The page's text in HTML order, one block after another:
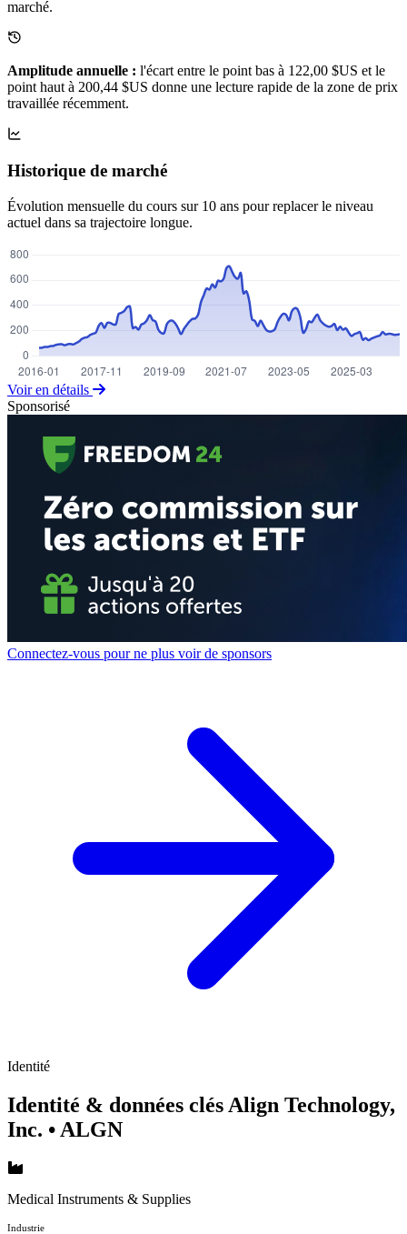
marché.
Amplitude annuelle : l'écart entre le point bas à 122,00 $US et le
point haut à 200,44 $US donne une lecture rapide de la zone de prix
travaillée récemment.
Historique de marché
Évolution mensuelle du cours sur 10 ans pour replacer le niveau
actuel dans sa trajectoire longue.
Voir en détails
Sponsorisé
Connectez-vous pour ne plus voir de sponsors
Identité
Identité & données clés Align Technology,
Inc. • ALGN
Medical Instruments & Supplies
Industrie